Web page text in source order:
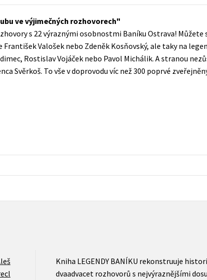
Populárně - naučná pro dospělé
Populárně - naučné pro děti
Předškoláci
Příroda a zahrada
Zahraniční literatura
Zdraví a životní styl
ve výjimečných rozhovorech
s 22 výraznými osobnostmi Baníku Ostrava!
Valošek nebo Zdeněk Kosňovský, ale taky na
Rostislav Vojáček nebo Pavol Michálik. A stranou
Svěrkoš. To vše v doprovodu víc než 300 poprvé
Kniha LEGENDY BANÍKU rekonstruuje
dvaadvacet rozhovorů s nejvýraznějšími